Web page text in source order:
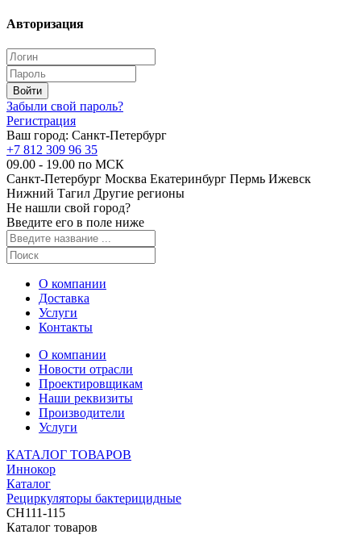
Авторизация
Забыли свой пароль?
Регистрация
Ваш город: Санкт-Петербург
+7 812 309 96 35
09.00 - 19.00 по МСК
Санкт-Петербург Москва Екатеринбург Пермь Ижевск
Нижний Тагил Другие регионы
Не нашли свой город?
Введите его в поле ниже
О компании
Доставка
Услуги
Контакты
О компании
Новости отрасли
Проектировщикам
Наши реквизиты
Производители
Услуги
КАТАЛОГ ТОВАРОВ
Иннокор
Каталог
Рециркуляторы бактерицидные
СH111-115
Каталог товаров